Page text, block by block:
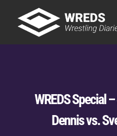
content
WREDS Special
Dennis vs.